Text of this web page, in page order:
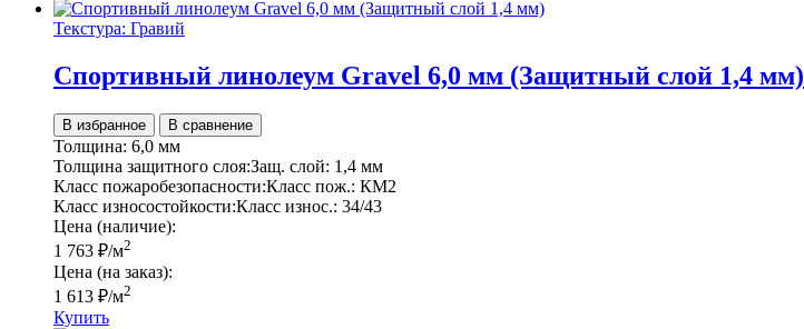
Текстура: Гравий
Спортивный линолеум Gravel 6,0 мм (Защитный слой 1,4 мм)
В избранное В сравнение
Толщина: 6,0 мм
Толщина защитного слоя:Защ. слой: 1,4 мм
Класс пожаробезопасности:Класс пож.: КМ2
Класс износостойкости:Класс износ.: 34/43
Цена (наличие):
1 763 ₽/м2
Цена (на заказ):
1 613 ₽/м2
Купить